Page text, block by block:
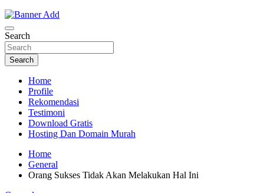
Search
Search
Home
Profile
Rekomendasi
Testimoni
Download Gratis
Hosting Dan Domain Murah
Home
General
Orang Sukses Tidak Akan Melakukan Hal Ini